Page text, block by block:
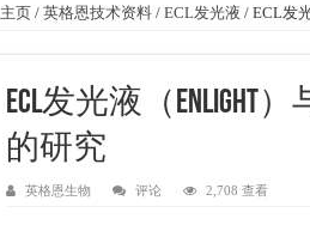
主页 / 英格恩技术资料 / ECL发光液 / ECL发
ECL发光液（enlight
的研究
英格恩生物 评论 2,708 查看